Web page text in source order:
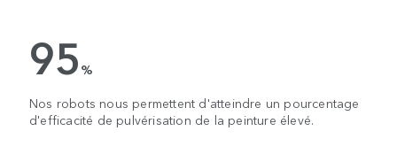
95 %
Nos robots nous permettent d'atteindre un pourcentage
d'efficacité de pulvérisation de la peinture élevé.